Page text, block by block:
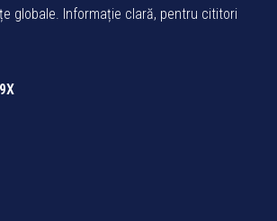
globale. Informație clară, pentru cititori